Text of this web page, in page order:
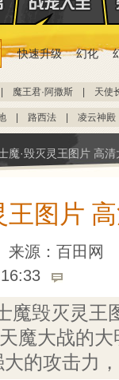
快速升级 幻化
魔王君·阿撒斯 天使
路西法 凌云神殿
魔·毁灭灵王图片 高
王图片
来源：百田网
16:33
魔毁灭灵王
魔大战的
的攻击力